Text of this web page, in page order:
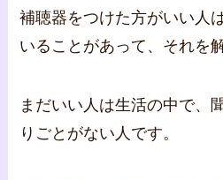
補聴器をつけた方がいい人
いることがあって、それを
まだいい人は生活の中で、
りごとがない人です。